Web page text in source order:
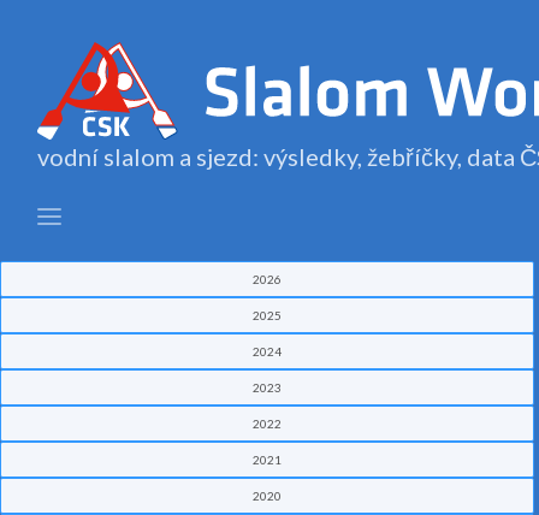
vodní slalom a sjezd: výsledky, žebříčky, data
2026
2025
2024
2023
2022
2021
2020